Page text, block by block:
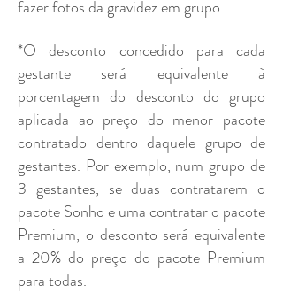
fazer fotos da gravidez em grupo.
*O desconto concedido para cada
gestante será equivalente à
porcentagem do desconto do grupo
aplicada ao preço do menor pacote
contratado dentro daquele grupo de
gestantes. Por exemplo, num grupo de
3 gestantes, se duas contratarem o
pacote Sonho e uma contratar o pacote
Premium, o desconto será equivalente
a 20% do preço do pacote Premium
para todas.